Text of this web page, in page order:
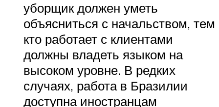
уборщик должен уметь
объясниться с начальством, тем
кто работает с клиентами
должны владеть языком на
высоком уровне. В редких
случаях, работа в Бразилии
доступна иностранцам